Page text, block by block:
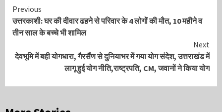
Continue
Reading
Previous
उत्तरकाशी: घर की दीवार ढहने से परिवार के 4 लोगों की मौत, 10 महीने व
तीन साल के बच्चे भी शामिल
Next
देवभूमि में बही योगधारा, गैरसैंण से दुनियाभर में गया योग संदेश, उत्तराखंड में
लागू हुई योग नीति,राष्ट्रपति, CM, जवानों ने किया योग